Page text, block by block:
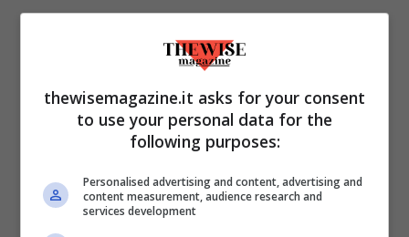
thewisemagazine.it asks for your consent
to use your personal data for the
following purposes:
Personalised advertising and content, advertising and
content measurement, audience research and
services development